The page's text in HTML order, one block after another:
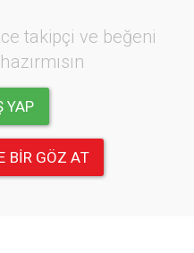
takipçi ve beğeni
YAP
BIR GÖZ AT